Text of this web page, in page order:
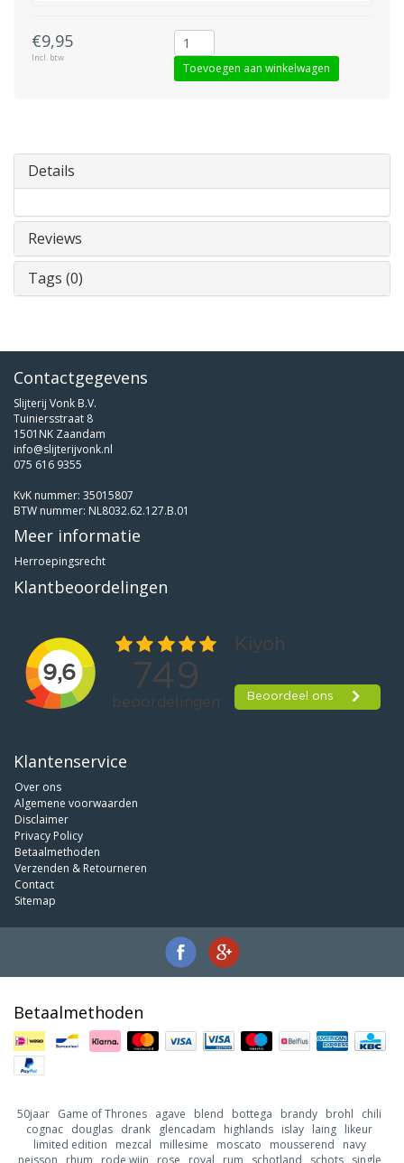
€9,95
Incl. btw
Toevoegen aan winkelwagen
Details
Reviews
Tags (0)
Contactgegevens
Slijterij Vonk B.V.
Tuiniersstraat 8
1501NK Zaandam
info@slijterijvonk.nl
075 616 9355
KvK nummer: 35015807
BTW nummer: NL8032.62.127.B.01
Meer informatie
Herroepingsrecht
Klantbeoordelingen
Klantenservice
Over ons
Algemene voorwaarden
Disclaimer
Privacy Policy
Betaalmethoden
Verzenden & Retourneren
Contact
Sitemap
Betaalmethoden
50jaar Game of Thrones agave blend bottega brandy brohl
chili
cognac douglas drank glencadam highlands islay laing likeur
limited edition
mezcal millesime moscato mousserend
navy
neisson
rhum rode wijn rose royal rum schotland schots single